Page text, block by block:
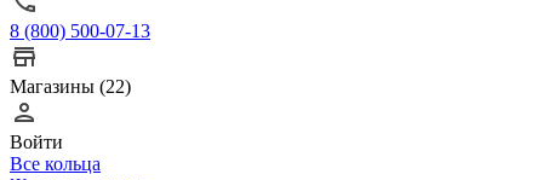
8 (800) 500-07-13
Магазины (22)
Войти
Все кольца